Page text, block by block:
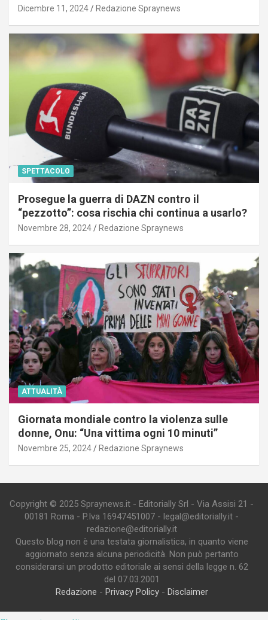
Dicembre 11, 2024 Redazione Spraynews
SPETTACOLO
Prosegue la guerra di DAZN contro il
“pezzotto”: cosa rischia chi continua a usarlo?
Novembre 28, 2024 Redazione Spraynews
ATTUALITÀ
Giornata mondiale contro la violenza sulle
donne, Onu: “Una vittima ogni 10 minuti”
Novembre 25, 2024 Redazione Spraynews
Copyright © 2025 Spraynews.it - Editorially Srl - Via Assisi 21 -
00181 Roma - P.Iva 16947451007 - legal@editorially.it -
redazione@editorially.it
Questo blog non è una testata giornalistica, in quanto viene
aggiornato senza alcuna periodicità. Non può pertanto
considerarsi un prodotto editoriale ai sensi della legge n. 62
del 07.03.2001
Redazione - Privacy Policy- Disclaimer